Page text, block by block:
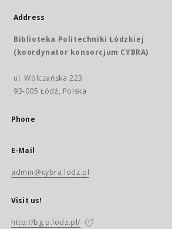
Address
Biblioteka Politechniki Łódzkiej
(koordynator konsorcjum CYBRA)
ul. Wólczańska 223
93-005 Łódź, Polska
Phone
E-Mail
admin@cybra.lodz.pl
Visit us!
http://bg.p.lodz.pl/